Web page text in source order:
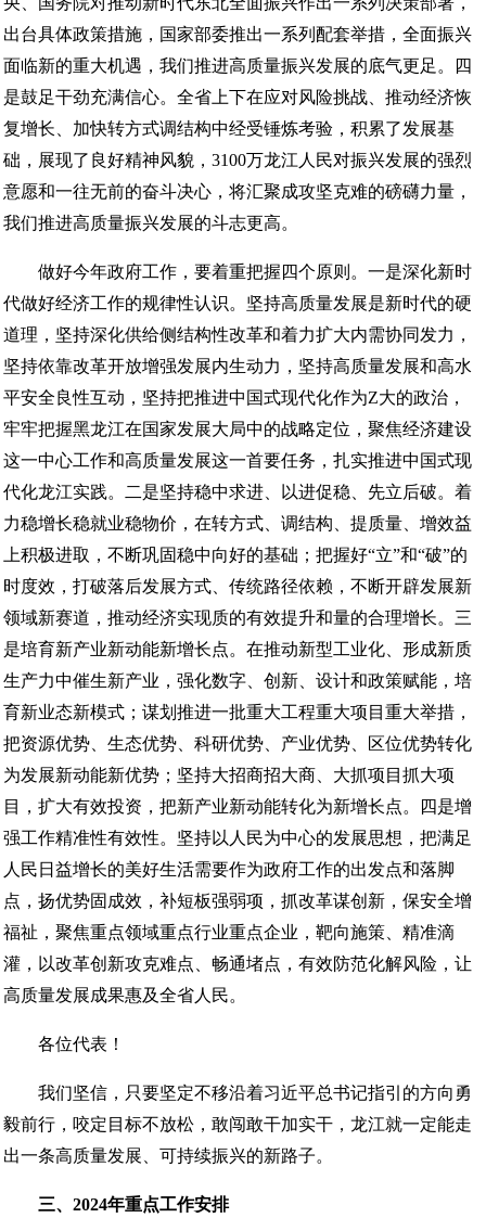
出台具体政策措施，国家部委推出一系列配套举措，全面振兴
面临新的重大机遇，我们推进高质量振兴发展的底气更足。四
是鼓足干劲充满信心。全省上下在应对风险挑战、推动经济恢
复增长、加快转方式调结构中经受锤炼考验，积累了发展基
础，展现了良好精神风貌，3100万龙江人民对振兴发展的强烈
意愿和一往无前的奋斗决心，将汇聚成攻坚克难的磅礴力量，
我们推进高质量振兴发展的斗志更高。
做好今年政府工作，要着重把握四个原则。一是深化新时
代做好经济工作的规律性认识。坚持高质量发展是新时代的硬
道理，坚持深化供给侧结构性改革和着力扩大内需协同发力，
坚持依靠改革开放增强发展内生动力，坚持高质量发展和高水
平安全良性互动，坚持把推进中国式现代化作为Z大的政治，
牢牢把握黑龙江在国家发展大局中的战略定位，聚焦经济建设
这一中心工作和高质量发展这一首要任务，扎实推进中国式现
代化龙江实践。二是坚持稳中求进、以进促稳、先立后破。着
力稳增长稳就业稳物价，在转方式、调结构、提质量、增效益
上积极进取，不断巩固稳中向好的基础；把握好“立”和“破”的
时度效，打破落后发展方式、传统路径依赖，不断开辟发展新
领域新赛道，推动经济实现质的有效提升和量的合理增长。三
是培育新产业新动能新增长点。在推动新型工业化、形成新质
生产力中催生新产业，强化数字、创新、设计和政策赋能，培
育新业态新模式；谋划推进一批重大工程重大项目重大举措，
把资源优势、生态优势、科研优势、产业优势、区位优势转化
为发展新动能新优势；坚持大招商招大商、大抓项目抓大项
目，扩大有效投资，把新产业新动能转化为新增长点。四是增
强工作精准性有效性。坚持以人民为中心的发展思想，把满足
人民日益增长的美好生活需要作为政府工作的出发点和落脚
点，扬优势固成效，补短板强弱项，抓改革谋创新，保安全增
福祉，聚焦重点领域重点行业重点企业，靶向施策、精准滴
灌，以改革创新攻克难点、畅通堵点，有效防范化解风险，让
高质量发展成果惠及全省人民。
各位代表！
我们坚信，只要坚定不移沿着习近平总书记指引的方向勇
毅前行，咬定目标不放松，敢闯敢干加实干，龙江就一定能走
出一条高质量发展、可持续振兴的新路子。
三、2024年重点工作安排